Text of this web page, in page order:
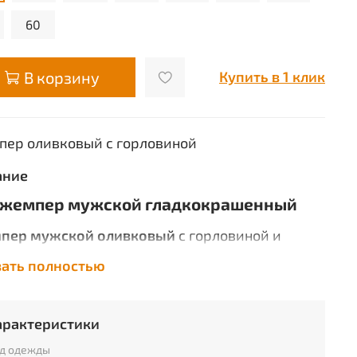
60
В корзину Купить в 1 клик
оливковый с горловиной
мужской гладкокрашенный
мужской оливковый с горловиной и
плотным комбинированным
тканевые детали из Оксфорда: наплечники,
и налокотники. Изделие хорошо защищает
полностью
одежды